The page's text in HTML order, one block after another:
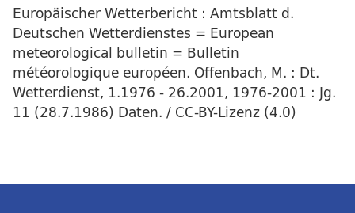
Europäischer Wetterbericht : Amtsblatt d.
Deutschen Wetterdienstes = European
meteorological bulletin = Bulletin
météorologique européen. Offenbach, M. : Dt.
Wetterdienst, 1.1976 - 26.2001, 1976-2001 : Jg.
11 (28.7.1986) Daten. / CC-BY-Lizenz (4.0)